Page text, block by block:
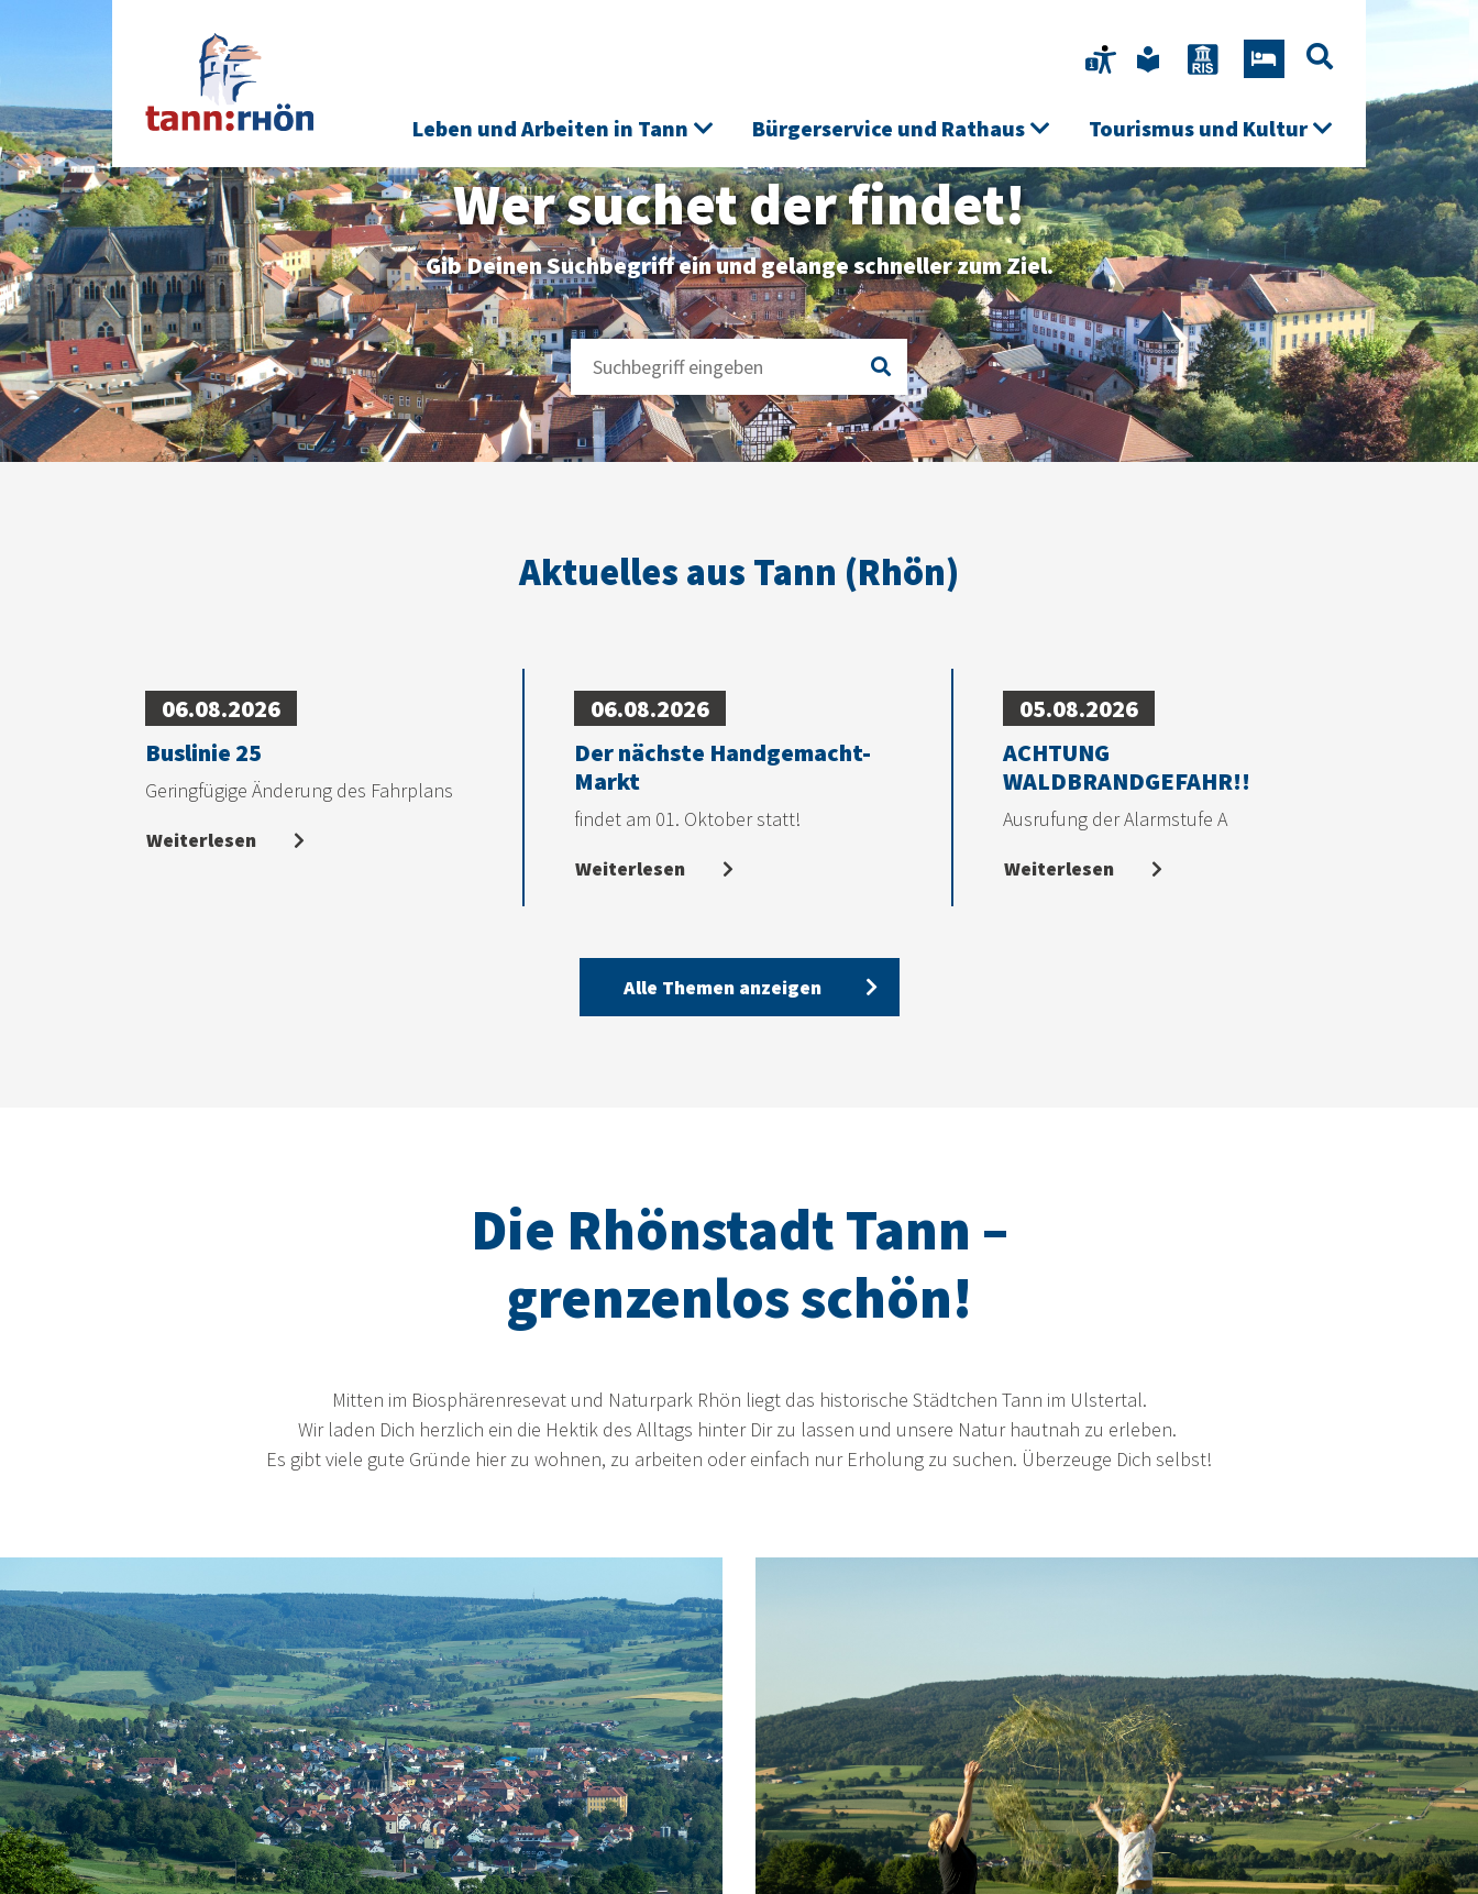
Leben und Arbeiten in Tann Bürgerservice und Rathaus Tourismus und Kultur
Wer suchet der findet!
Gib Deinen Suchbegriff ein und gelange schneller zum Ziel.
Aktuelles aus Tann (Rhön)
06.08.2026
Buslinie 25
Geringfügige Änderung des Fahrplans
Weiterlesen
06.08.2026
Der nächste Handgemacht-
Markt
findet am 01. Oktober statt!
Weiterlesen
05.08.2026
ACHTUNG
WALDBRANDGEFAHR!!
Ausrufung der Alarmstufe A
Weiterlesen
Alle Themen anzeigen
Die Rhönstadt Tann –
grenzenlos schön!
Mitten im Biosphärenresevat und Naturpark Rhön liegt das historische Städtchen Tann im Ulstertal.
Wir laden Dich herzlich ein die Hektik des Alltags hinter Dir zu lassen und unsere Natur hautnah zu erleben.
Es gibt viele gute Gründe hier zu wohnen, zu arbeiten oder einfach nur Erholung zu suchen. Überzeuge Dich selbst!